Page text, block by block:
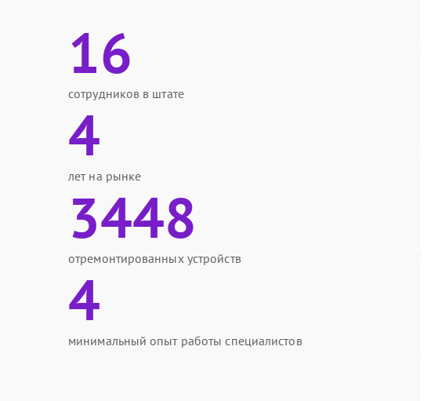
16
сотрудников в штате
4
лет на рынке
3448
отремонтированных устройств
4
минимальный опыт работы специалистов